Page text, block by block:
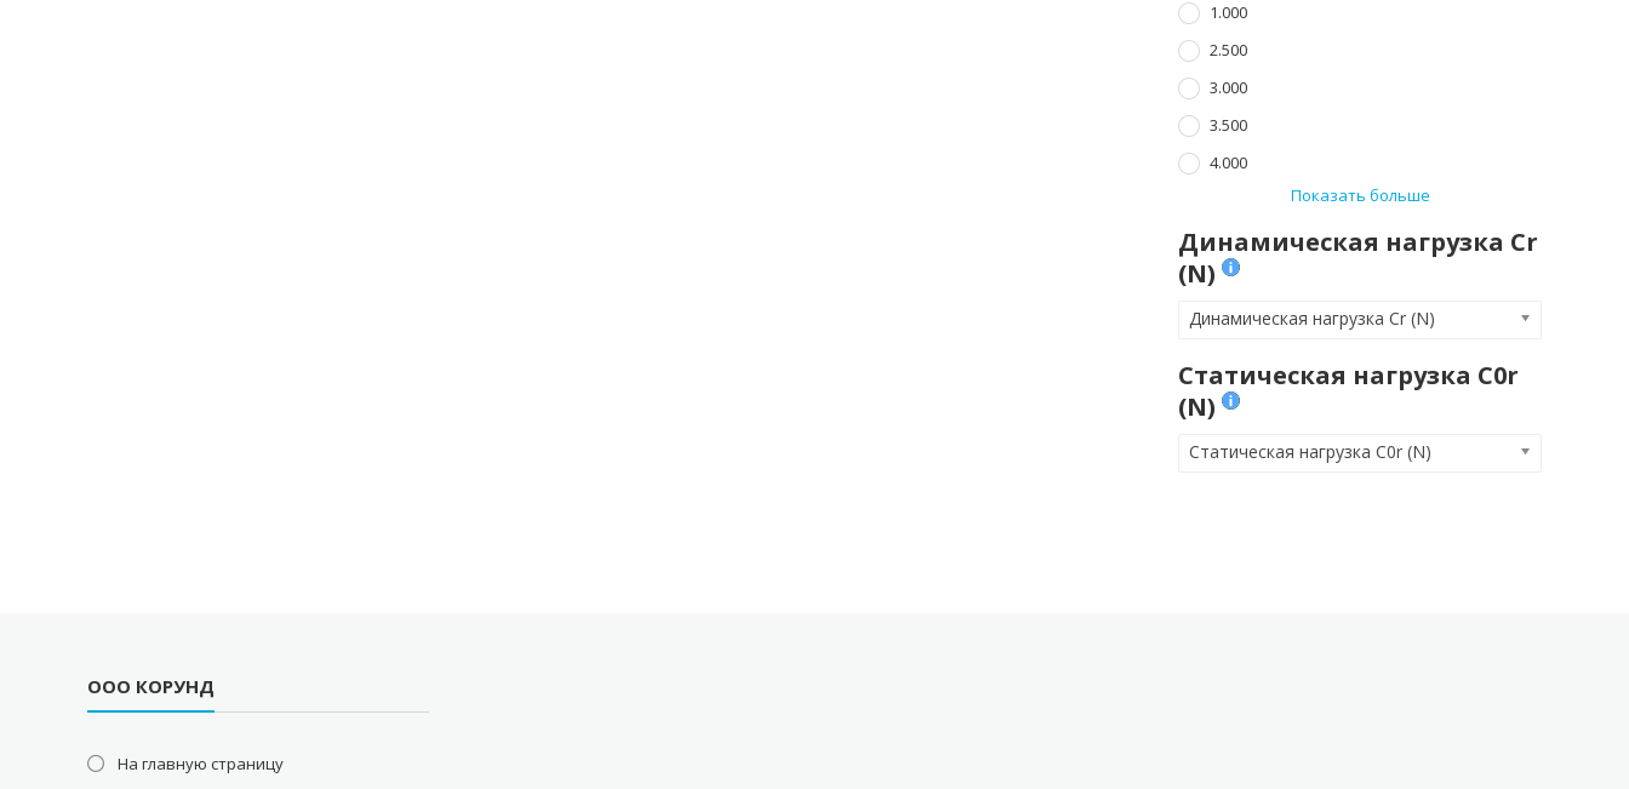
1.000
2.500
3.000
3.500
4.000
Показать больше
Динамическая нагрузка Cr
(N)
Динамическая нагрузка Cr (N)
Статическая нагрузка C0r
(N)
Статическая нагрузка C0r (N)
ООО КОРУНД
На главную страницу